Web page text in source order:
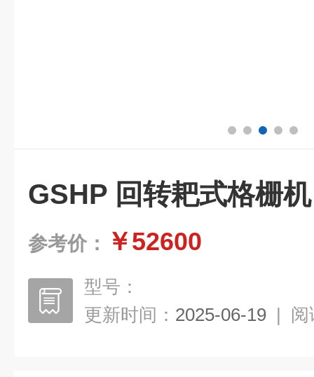
GSHP 回转耙式格栅机
参考价： ￥52600
型号：
更新时间： 2025-06-19 | 阅